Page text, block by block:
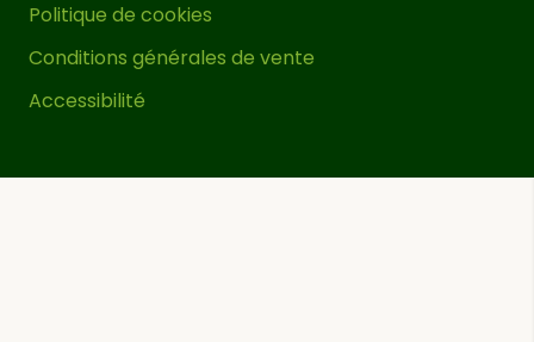
Politique de cookies
Conditions générales de vente
Accessibilité